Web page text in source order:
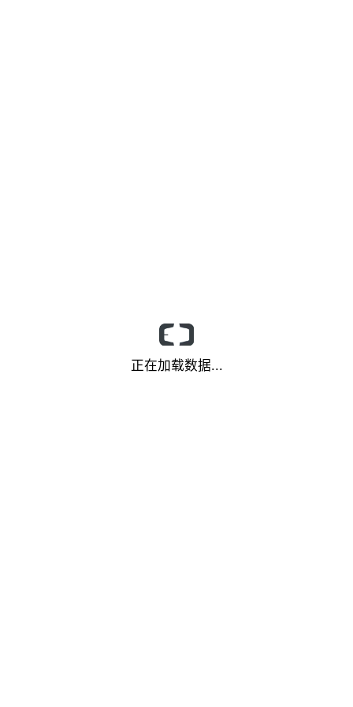
正在加载数据...